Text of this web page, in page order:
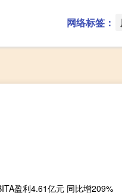
网络标签：
盈利4.61亿元 同比增209%